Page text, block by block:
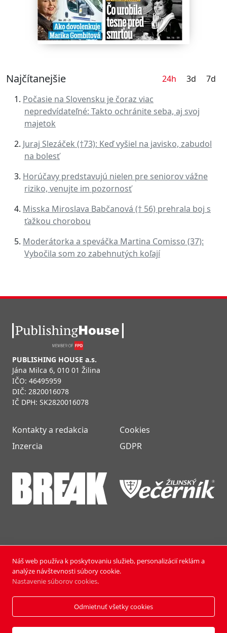
Najčítanejšie 24h 3d
7d
Počasie na Slovensku je čoraz viac
nepredvídateľné: Takto ochránite seba, aj svoj
majetok
Juraj Slezáček (†73): Keď vyšiel na javisko, zabudol
na bolesť
Horúčavy predstavujú nielen pre seniorov vážne
riziko, venujte im pozornosť
Misska Miroslava Babčanová († 56) prehrala boj s
ťažkou chorobou
Moderátorka a speváčka Martina Comisso (37):
Vybočila som zo zabehnutých koľají
PUBLISHING HOUSE a.s.
Jána Milca 6, 010 01 Žilina
IČO: 46495959
DIČ: 2820016078
IČ DPH: SK2820016078
Kontakty a redakcia
Inzercia
Cookies
GDPR
NOVÝ ČAS NEDEĽA © 2024 | PUBLISHING HOUSE, a.s.,
Všetky práva vyhradené.
Vyrobili:Pixmark
Náš web používa k poskytovaniu služieb, personalizácií reklám a
analýze návštevnosti súbory cookie.
Nastavenie súborov cookies.
Odmietnuť všetky cookies